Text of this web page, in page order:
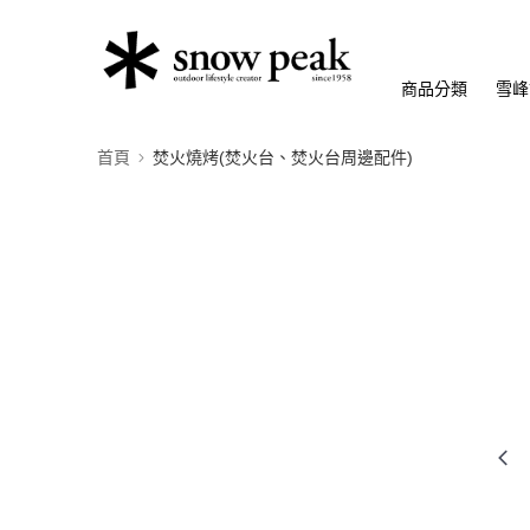
商品分類 雪
首頁 焚火燒烤(焚火台、焚火台周邊配件)